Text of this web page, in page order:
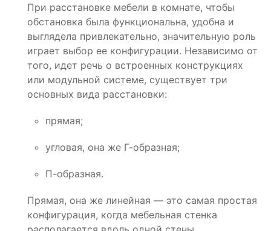
При расстановке мебели в комнате, чтобы
обстановка была функциональна, удобна и
выглядела привлекательно, значительную роль
играет выбор ее конфигурации. Независимо от
того, идет речь о встроенных конструкциях
или модульной системе, существует три
основных вида расстановки:
прямая;
угловая, она же Г-образная;
П-образная.
Прямая, она же линейная — это самая простая
конфигурация, когда мебельная стенка